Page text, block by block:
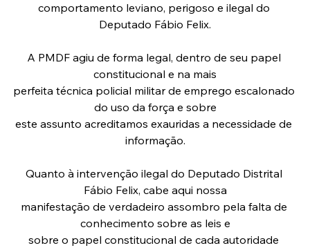
comportamento leviano, perigoso e ilegal do
Deputado Fábio Felix.
A PMDF agiu de forma legal, dentro de seu papel
constitucional e na mais
perfeita técnica policial militar de emprego escalonado
do uso da força e sobre
este assunto acreditamos exauridas a necessidade de
informação.
Quanto à intervenção ilegal do Deputado Distrital
Fábio Felix, cabe aqui nossa
manifestação de verdadeiro assombro pela falta de
conhecimento sobre as leis e
sobre o papel constitucional de cada autoridade